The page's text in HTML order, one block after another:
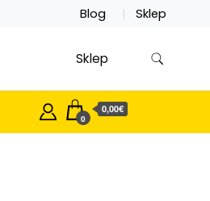
Blog Sklep
Sklep
0
0,00€